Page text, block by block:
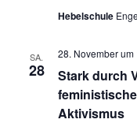
Hebelschule
SA.
28
Stark durch
Aktivismus
28. November um